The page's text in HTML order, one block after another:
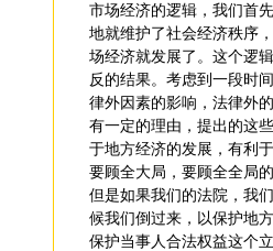
市场经济的逻辑，我们首
地就维护了社会经济秩序
场经济就发展了。这个逻
反的结果。考虑到一段时
律外因素的影响，法律外
有一定的理由，提出的这
于地方经济的发展，有利
要顾全大局，要顾全全局
但是如果我们的法院，我
候我们倒过来，以保护地
保护当事人合法权益这个